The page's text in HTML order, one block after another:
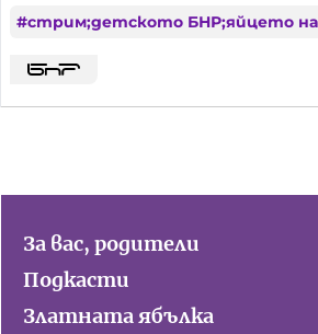
#стрим;детското БНР;яйцето на
За вас, родители
Подкасти
Златната ябълка